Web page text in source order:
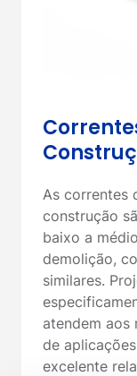
As correntes
construção
baixo a
demolição,
similares.
atendem aos
de
excelente